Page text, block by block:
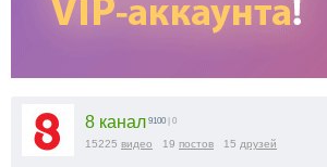
8 канал 9100 | 0
15225 видео 19 постов 15 друзей